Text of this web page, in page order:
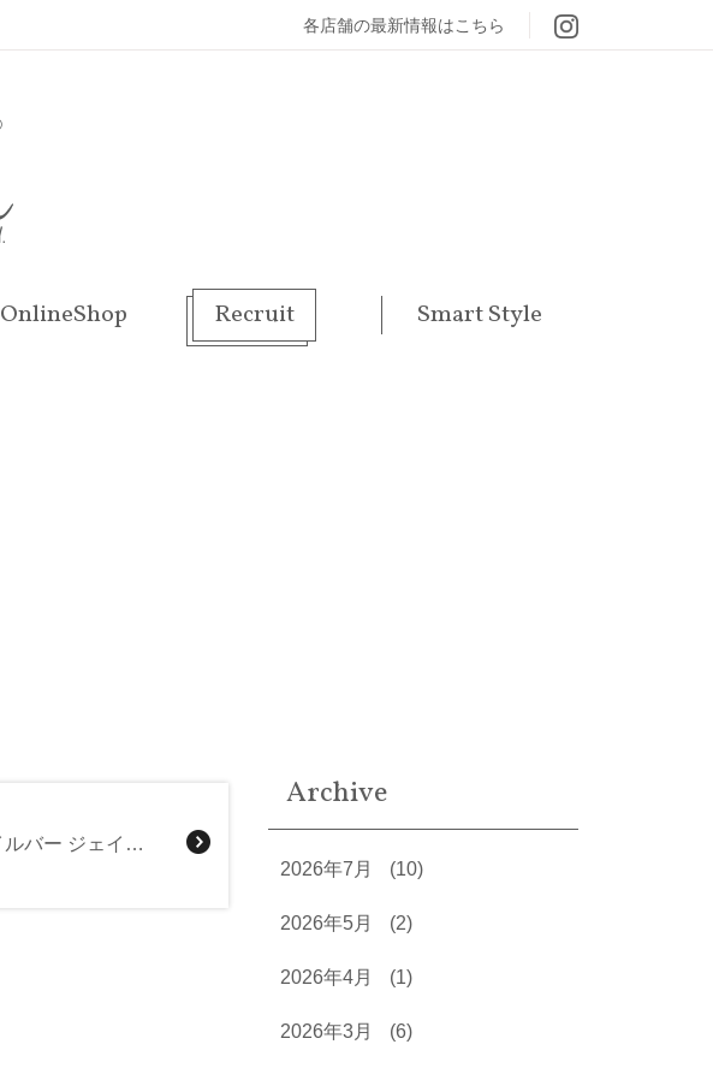
各店舗の最新情報はこちら
OnlineShop Recruit Smart Style
ネイルバー ジェイアール京都伊勢丹店
Archive
2026年7月 (10)
2026年5月 (2)
2026年4月 (1)
2026年3月 (6)